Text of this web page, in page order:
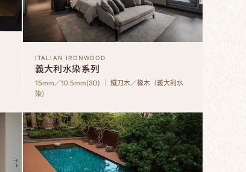
ITALIAN IRONWOOD
義大利水染系列
15mm／10.5mm(3D) ｜ 鐵刀木／橡木（義大利水
染）